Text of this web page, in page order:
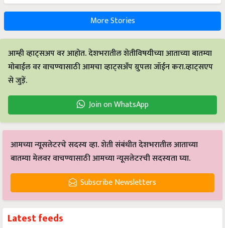
More Stories
आम्ही व्हाट्सअप वर आहोत. देशभरातील शेतीविषयीच्या आताच्या बातम्या
मोबाईल वर वाचण्यासाठी आमचा व्हाट्सअँप ग्रुपला जॉईन करा.व्हाट्सएप
से जुड़ें.
Join on WhatsApp
आमच्या न्यूसलेटरचे सदस्य व्हा. शेती संबंधीत देशभरातील आताच्या
बातम्या मेलवर वाचण्यासाठी आमच्या न्यूसलेटरची सदस्यता घ्या.
Subscribe Newsletters
Latest feeds